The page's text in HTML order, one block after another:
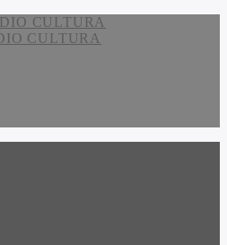
CULTURA
CULTURA